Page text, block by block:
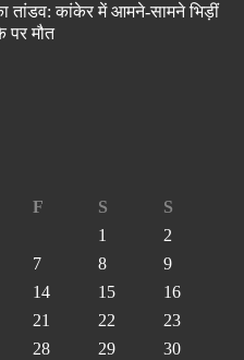
तांडव: कांकेर में आमने-सामने भिड़ीं
पर मौत
F S
S
1
2
7 8
9
14 15
16
21 22
23
28 29 30